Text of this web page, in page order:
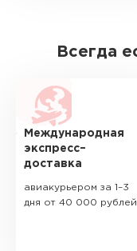
Всегда
Международная
экспресс–
доставка
авиакурьером за 1–3
дня от 40 000 рублей